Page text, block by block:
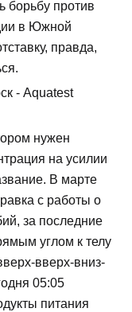
борьбу против
в Южной
правда,
- Aquatest
нужен
на усилии
В марте
с работы о
за последние
углом к телу
вверх-вниз-
05:05
питания